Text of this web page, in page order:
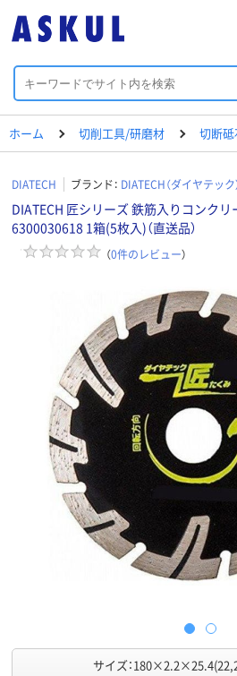
ホーム 切削工具/研磨材 切断
DIATECH ブランド： DIATECH（ダイヤテック
DIATECH 匠シリーズ 鉄筋入りコンク
6300030618 1箱(5枚入)（直送品）
（0件のレビュー）
サイズ：